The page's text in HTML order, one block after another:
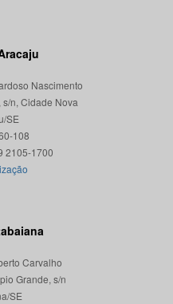
Nascimento
n, Cidade Nova
SE
108
Carvalho
Grande, s/n
SE